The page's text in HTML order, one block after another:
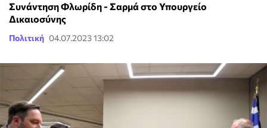
Συνάντηση Φλωρίδη - Σαρμά στο Υπουργείο
Δικαιοσύνης
Πολιτική 04.07.2023 13:02